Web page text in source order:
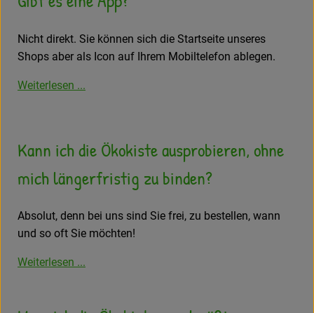
Nicht direkt. Sie können sich die Startseite unseres
Shops aber als Icon auf Ihrem Mobiltelefon ablegen.
Weiterlesen ...
Kann ich die Ökokiste ausprobieren, ohne
mich längerfristig zu binden?
Absolut, denn bei uns sind Sie frei, zu bestellen, wann
und so oft Sie möchten!
Weiterlesen ...